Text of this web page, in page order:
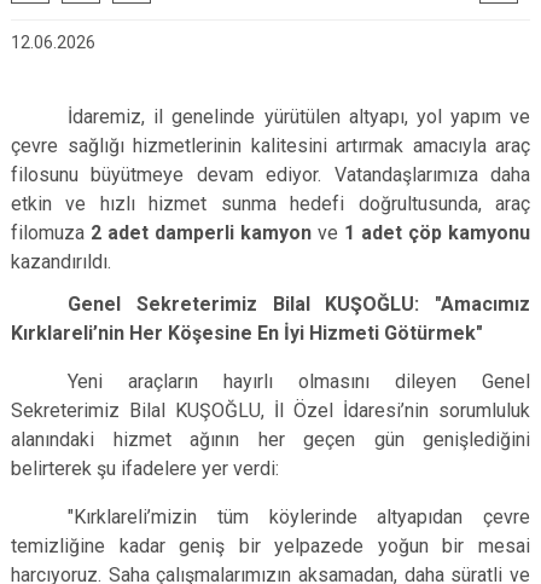
12.06.2026
İdaremiz, il genelinde yürütülen altyapı, yol yapım ve
çevre sağlığı hizmetlerinin kalitesini artırmak amacıyla araç
filosunu büyütmeye devam ediyor. Vatandaşlarımıza daha
etkin ve hızlı hizmet sunma hedefi doğrultusunda, araç
filomuza 2 adet damperli kamyon ve 1 adet çöp kamyonu
kazandırıldı.
Genel Sekreterimiz Bilal KUŞOĞLU: "Amacımız
Kırklareli’nin Her Köşesine En İyi Hizmeti Götürmek"
Yeni araçların hayırlı olmasını dileyen Genel
Sekreterimiz Bilal KUŞOĞLU, İl Özel İdaresi’nin sorumluluk
alanındaki hizmet ağının her geçen gün genişlediğini
belirterek şu ifadelere yer verdi:
"Kırklareli’mizin tüm köylerinde altyapıdan çevre
temizliğine kadar geniş bir yelpazede yoğun bir mesai
harcıyoruz. Saha çalışmalarımızın aksamadan, daha süratli ve